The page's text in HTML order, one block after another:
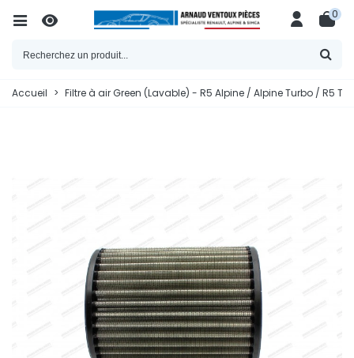
0
Accueil > Filtre à air Green (Lavable) - R5 Alpine / Alpine Turbo / R5